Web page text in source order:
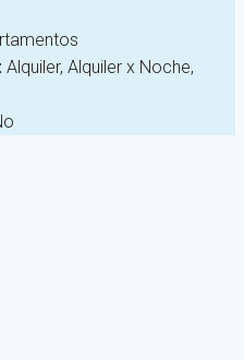
Alquiler, Alquiler x Noche,